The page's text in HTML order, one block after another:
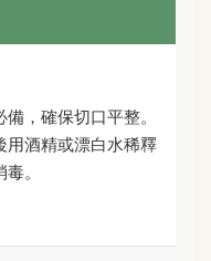
，確保切口平整。
用酒精或漂白水稀釋
。